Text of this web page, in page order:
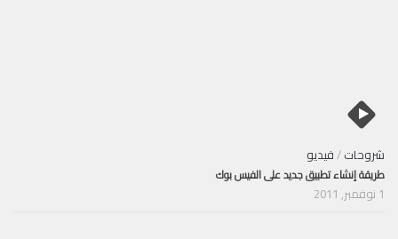
شروحات/فيديو
طريقة إنشاء تطبيق جديد على الفيس بوك